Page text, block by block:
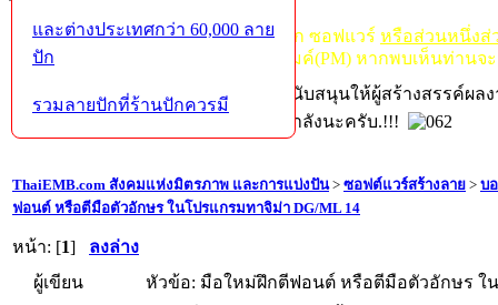
กฏ-กติกา:ห้ามจำหน่าย, จ่ายแจก ซอฟแวร์ หรือส่วนหนึ่งส่
ไม่ว่าจะเป็นทางหน้าบอร์ด หรือหลังไมค์(PM) หากพบเห็นท่านจ
หากท่านถูกในในผลงาน หรืออยากสนับสนุนให้ผู้สร้างสรรค์ผล
โปรดช่วยบริจาคให้ผู้จัดทำบ้างตามกำลังนะครับ.!!!
ThaiEMB.com สังคมแห่งมิตรภาพ และการแบ่งปัน> ซอฟต์แวร์สร้างลาย > บ
ฟอนต์ หรือตีมือตัวอักษร ในโปรแกรมทาจิม่า DG/ML 14
หน้า: [1] ลงล่าง
ผู้เขียน
หัวข้อ: มือใหม่ฝึกตีฟอนต์ หรือตีมือตัวอักษร ใน
และต่างประเทศกว่า 60,000 ลาย
ปัก
รวมลายปักที่ร้านปักควรมี